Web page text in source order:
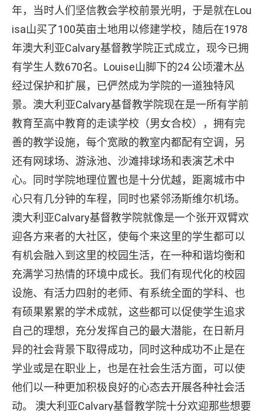
年，当时人们坚信教会学校前景光明，于是就在Lou
isa山买了100英亩土地用以修建学校，随后在1978
年澳大利亚Calvary基督教学院正式成立，现今已拥
有学生人数670名。Louise山脚下的24 公顷灌木丛
经过保护和扩展，已俨然成为学院的一道独特风
景。澳大利亚Calvary基督教学院现在是一所有学前
教育至高中教育的走读学校（男女合校），拥有完
善的教学设施，每个宽敞的教室内都配有空调，另
还有网球场、游泳池、沙滩排球场和表演艺术中
心。同时学院地理位置也是十分优越，距离城市中
心只有几分钟的车程，同时也紧邻汤斯维尔机场。
澳大利亚Calvary基督教学院就像是一个张开双臂欢
迎各方来者的大社区，使每个来这里的学生都可以
有机会融入到这里的校园生活，在一种和谐均衡和
充满学习热情的环境中成长。我们有现代化的校园
设施、有活力四射的老师、有系统全面的学科、也
有硕果累累的学术成就，这些都可以促使学生追求
自己的理想，充分发挥自己的最大潜能，在日新月
异的社会背景下取得成功，同时这种成功不止是在
学业或是在职业上，也是在社会生活方面，可以使
他们以一种更加积极良好的心态去开展各种社会活
动。 澳大利亚Calvary基督教学院十分欢迎那些想要